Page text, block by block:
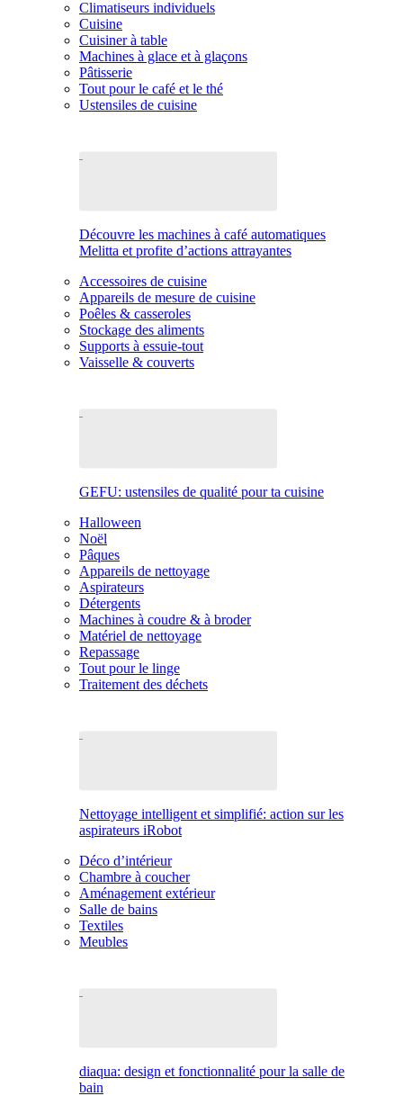
Climatiseurs individuels
Cuisine
Cuisiner à table
Machines à glace et à glaçons
Pâtisserie
Tout pour le café et le thé
Ustensiles de cuisine
Découvre les machines à café automatiques
Melitta et profite d’actions attrayantes
Accessoires de cuisine
Appareils de mesure de cuisine
Poêles & casseroles
Stockage des aliments
Supports à essuie-tout
Vaisselle & couverts
GEFU: ustensiles de qualité pour ta cuisine
Halloween
Noël
Pâques
Appareils de nettoyage
Aspirateurs
Détergents
Machines à coudre & à broder
Matériel de nettoyage
Repassage
Tout pour le linge
Traitement des déchets
Nettoyage intelligent et simplifié: action sur les
aspirateurs iRobot
Déco d’intérieur
Chambre à coucher
Aménagement extérieur
Salle de bains
Textiles
Meubles
diaqua: design et fonctionnalité pour la salle de
bain